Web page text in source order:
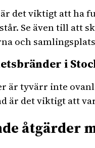
det viktigt att ha
Se även till att
och
i
är tyvärr inte
är det viktigt att
åtgärder